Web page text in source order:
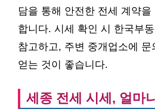
담을 통해 안전한 전세 계약
합니다. 시세 확인 시 한국부
참고하고, 주변 중개업소에
얻는 것이 좋습니다.
세종 전세 시세, 얼마